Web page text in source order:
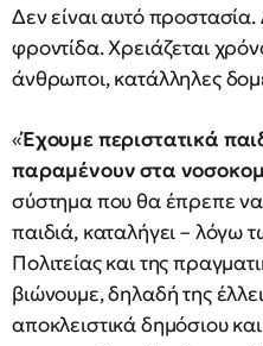
Δεν είναι αυτό προστασία.
φροντίδα. Χρειάζεται
άνθρωποι, κατάλληλες
«Έχουμε περιστατικά
παραμένουν στα
σύστημα που θα έπρεπε
παιδιά, καταλήγει – λόγω
Πολιτείας και της
βιώνουμε, δηλαδή της
αποκλειστικά δημόσιου